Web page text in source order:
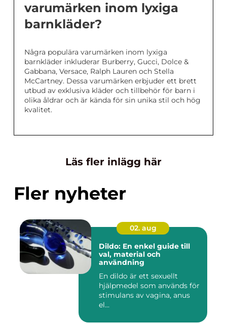
varumärken inom lyxiga
barnkläder?
Några populära varumärken inom lyxiga
barnkläder inkluderar Burberry, Gucci, Dolce &
Gabbana, Versace, Ralph Lauren och Stella
McCartney. Dessa varumärken erbjuder ett brett
utbud av exklusiva kläder och tillbehör för barn i
olika åldrar och är kända för sin unika stil och hög
kvalitet.
Läs fler inlägg här
Fler nyheter
02. aug
Dildo: En enkel guide till
val, material och
användning
En dildo är ett sexuellt
hjälpmedel som används för
stimulans av vagina, anus
el...